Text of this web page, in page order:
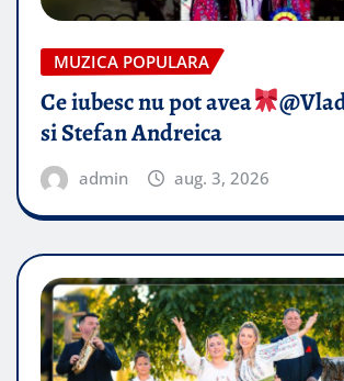
MUZICA POPULARA
Ce iubesc nu pot avea
si Stefan Andreica
admin aug. 3, 2026